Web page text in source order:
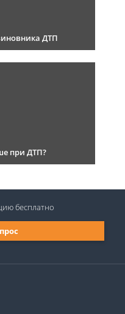
ДТП
при ДТП?
бесплатно